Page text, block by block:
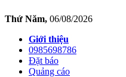
Thứ Năm, 06/08/2026
Giới thiệu
0985698786
Đặt báo
Quảng cáo